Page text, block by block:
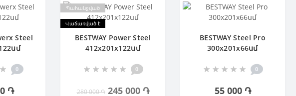
Steel
0
֏
Պահանջված
Վաճառված է
BESTWAY Power Steel
412х201х122սմ
0
280 000 ֏ 245 000 ֏
BESTWAY Steel Pro
300х201х66սմ
0
55 000 ֏